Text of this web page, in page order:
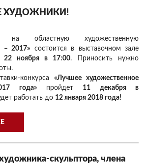
ХУДОЖНИКИ!
областную художественную
– 2017» состоится в выставочном зале
22 ноября в 17:00. Приносить нужно
конкурса «Лучшее художественное
года»пройдет 11 декабря в
работать до 12 января 2018 года!
скульптора, члена